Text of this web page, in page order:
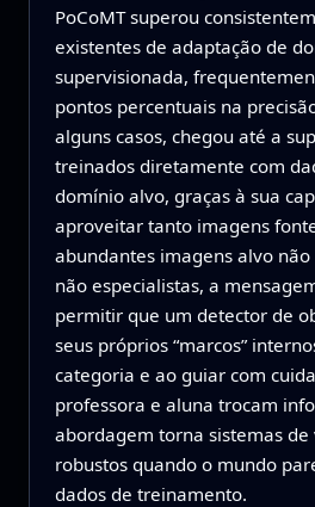
PoCoMT superou
existentes de adaptação de
supervisionada,
pontos percentuais na
alguns casos, chegou até a
treinados diretamente com
domínio alvo, graças à sua
aproveitar tanto imagens
abundantes imagens alvo
não especialistas, a
permitir que um detector de
seus próprios “marcos”
categoria e ao guiar com
professora e aluna trocam
abordagem torna sistemas de
robustos quando o mundo
dados de treinamento.